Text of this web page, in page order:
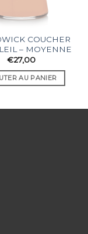
COUCHER
– MOYENNE
€27,00
AU PANIER